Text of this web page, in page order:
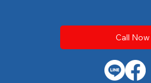
Call Now